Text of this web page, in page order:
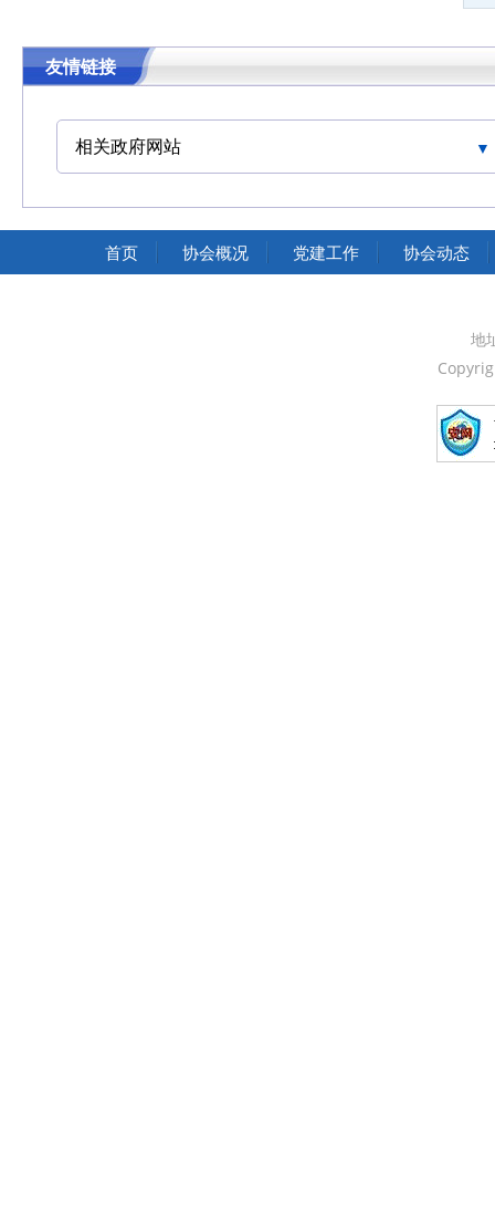
友情链接
相关政府网站
中华人民共和国交通运输部
中华人民共和国国家发展和改革委员会
中华人民共和国中央人民政府
首页 协会概况 党建工作 协会动态
地